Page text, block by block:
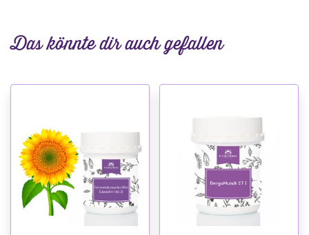
Das könnte dir auch gefallen